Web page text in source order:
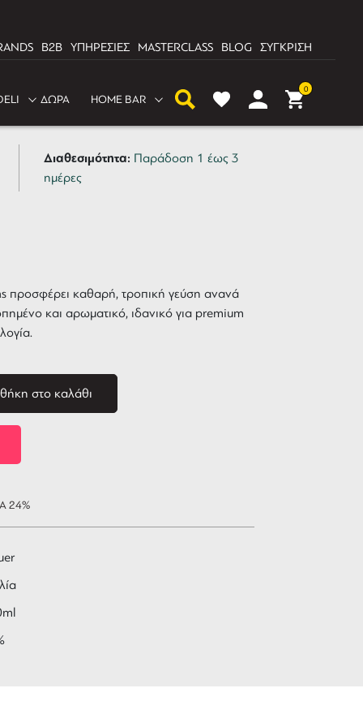
B2B ΥΠΗΡΕΣΙΕΣ MASTERCLASS BLOG ΣΥΓΚΡΙΣΗ
ΔΩΡΑ HOME BAR
0
Pineapple Ananas
Διαθεσιμότητα: Παράδοση 1 έως 3
ημέρες
προσφέρει καθαρή, τροπική γεύση ανανά
και αρωματικό, ιδανικό για premium
στο καλάθι
24%